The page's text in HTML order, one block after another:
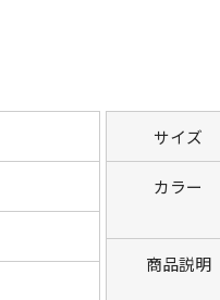
サイズ
カラー
商品説明